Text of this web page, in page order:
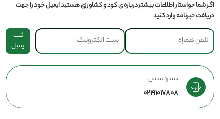
اگر شما خواستار اطلاعات بیشتر درباره ی کود و کشاورزی هستید ایمیل خود را جهت
دریافت خبرنامه وارد کنید
ثبت
ایمیل
شماره تماس
02191017808